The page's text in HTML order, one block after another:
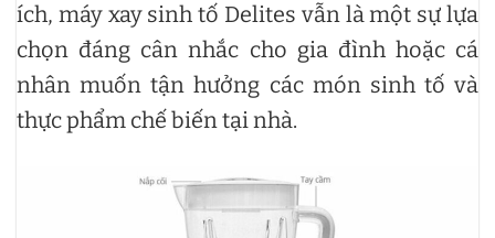
ích, máy xay sinh tố Delites vẫn là một sự lựa
chọn đáng cân nhắc cho gia đình hoặc cá
nhân muốn tận hưởng các món sinh tố và
thực phẩm chế biến tại nhà.